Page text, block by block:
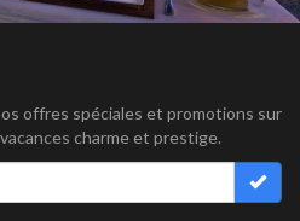
offres spéciales et promotions sur
charme et prestige.